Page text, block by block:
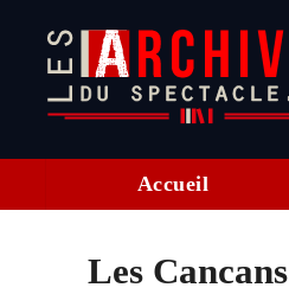
Accueil
Les Cancans